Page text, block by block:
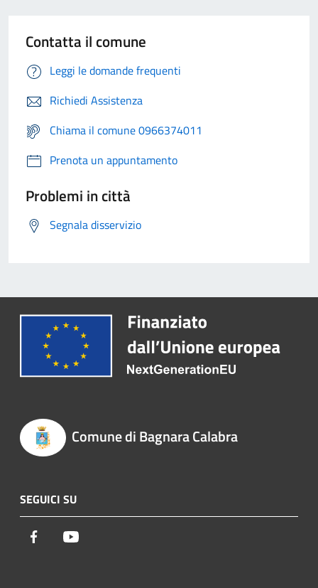
Contatta il comune
Leggi le domande frequenti
Richiedi Assistenza
Chiama il comune 0966374011
Prenota un appuntamento
Problemi in città
Segnala disservizio
Comune di Bagnara Calabra
SEGUICI SU
Facebook